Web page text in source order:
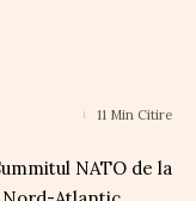
11 Min Citire